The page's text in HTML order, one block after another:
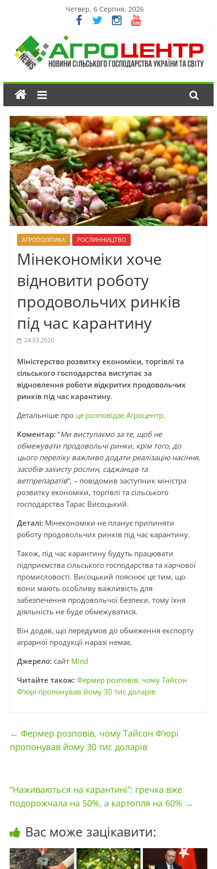
Четвер, 6 Серпня, 2026
АГРОПОЛІТИКА РОСЛИННИЦТВО
Мінекономіки хоче
відновити роботу
продовольчих ринків
під час карантину
24.03.2020
Міністерство розвитку економіки, торгівлі та
сільського господарства виступає за
відновлення роботи відкритих продовольчих
ринків під час карантину.
Детальніше проце розповідає Агроцентр.
Коментар: “Ми виступаємо за те, щоб не
обмежувати продовольчі ринки, крім того, до
цього переліку важливо додати реалізацію насіння,
засобів захисту рослин, саджанців та
ветпрепаратів“, – повідомив заступник міністра
розвитку економіки, торгівлі та сільського
господарства Тарас Висоцький.
Деталі: Мінекономіки не планує припиняти
роботу продовольчих ринків під час карантину.
Також, під час карантину будуть працювати
підприємства сільського господарства та харчової
промисловості. Висоцький пояснює це тим, що
вони мають особливу важливість для
забезпечення продовольчої безпеки, тому їхня
діяльність не буде обмежуватися.
Він додав, що передумов до обмеження експорту
аграрної продукції наразі немає.
Джерело: сайт Mind
Читайте також: Фермер розповів, чому Тайсон
Ф’юрі пропонував йому 30 тис доларів
← Фермер розповів, чому Тайсон Ф’юрі
пропонував йому 30 тис доларів
“Наживаються на карантині”: гречка вже
подорожчала на 50%, а картопля на 60% →
Вас може зацікавити: